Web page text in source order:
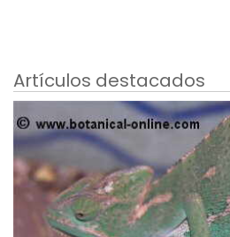
Artículos destacados